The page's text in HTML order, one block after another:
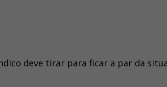
deve tirar para ficar a par da